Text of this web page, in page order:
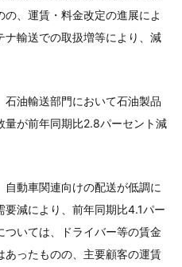
、運賃・料金改定の進展によ
ナ輸送での取扱増等により、減
油輸送部門において石油製品
量が前年同期比2.8パーセント減
動車関連向けの配送が低調に
減により、前年同期比4.1パー
いては、ドライバー等の賃金
ったものの、主要顧客の運賃